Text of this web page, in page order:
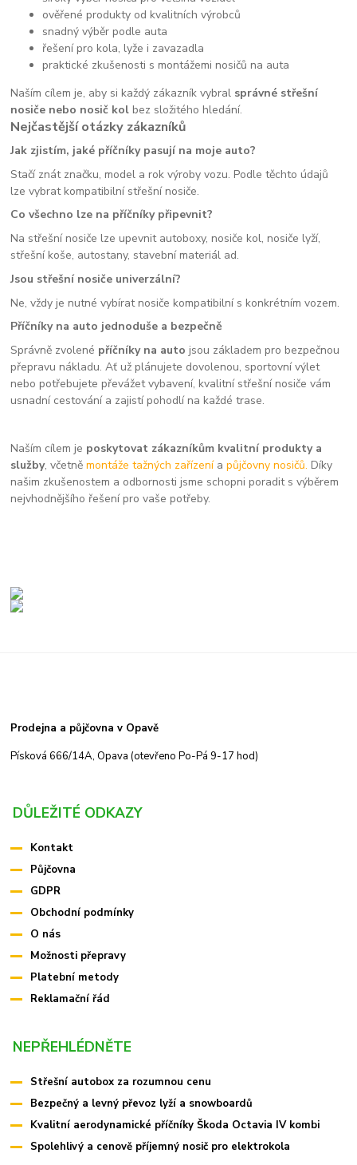
ověřené produkty od kvalitních výrobců
snadný výběr podle auta
řešení pro kola, lyže i zavazadla
praktické zkušenosti s montážemi nosičů na auta
Naším cílem je, aby si každý zákazník vybral správné střešní
nosiče nebo nosič kol bez složitého hledání.
Nejčastější otázky zákazníků
Jak zjistím, jaké příčníky pasují na moje auto?
Stačí znát značku, model a rok výroby vozu. Podle těchto údajů
lze vybrat kompatibilní střešní nosiče.
Co všechno lze na příčníky připevnit?
Na střešní nosiče lze upevnit autoboxy, nosiče kol, nosiče lyží,
střešní koše, autostany, stavební materiál ad.
Jsou střešní nosiče univerzální?
Ne, vždy je nutné vybírat nosiče kompatibilní s konkrétním vozem.
Příčníky na auto jednoduše a bezpečně
Správně zvolené příčníky na auto jsou základem pro bezpečnou
přepravu nákladu. Ať už plánujete dovolenou, sportovní výlet
nebo potřebujete převážet vybavení, kvalitní střešní nosiče vám
usnadní cestování a zajistí pohodlí na každé trase.
Naším cílem je poskytovat zákazníkům kvalitní produkty a
služby, včetněmontáže tažných zařízení apůjčovny nosičů. Díky
našim zkušenostem a odbornosti jsme schopni poradit s výběrem
nejvhodnějšího řešení pro vaše potřeby.
Prodejna a půjčovna v Opavě
Písková 666/14A, Opava (otevřeno Po-Pá 9-17 hod)
DŮLEŽITÉ ODKAZY
Kontakt
Půjčovna
GDPR
Obchodní podmínky
O nás
Možnosti přepravy
Platební metody
Reklamační řád
NEPŘEHLÉDNĚTE
Střešní autobox za rozumnou cenu
Bezpečný a levný převoz lyží a snowboardů
Kvalitní aerodynamické příčníky Škoda Octavia IV kombi
Spolehlivý a cenově příjemný nosič pro elektrokola